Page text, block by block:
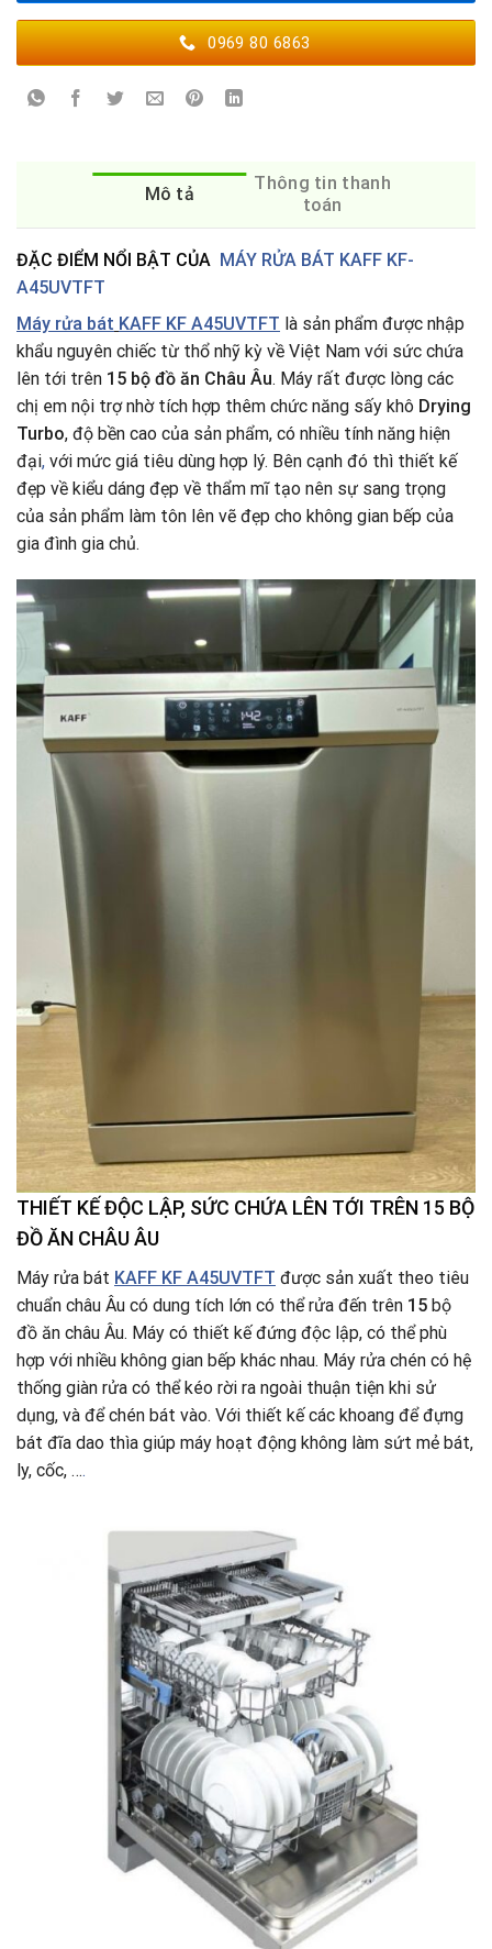
0969 80 6863
Mô tả
Thông tin thanh
toán
ĐẶC ĐIỂM NỔI BẬT CỦA MÁY RỬA BÁT KAFF KF-
A45UVTFT
Máy rửa bát KAFF KF A45UVTFT là sản phẩm được nhập
khẩu nguyên chiếc từ thổ nhỹ kỳ về Việt Nam với sức chứa
lên tới trên 15 bộ đồ ăn Châu Âu. Máy rất được lòng các
chị em nội trợ nhờ tích hợp thêm chức năng sấy khô Drying
Turbo, độ bền cao của sản phẩm, có nhiều tính năng hiện
đại, với mức giá tiêu dùng hợp lý. Bên cạnh đó thì thiết kế
đẹp về kiểu dáng đẹp về thẩm mĩ tạo nên sự sang trọng
của sản phẩm làm tôn lên vẽ đẹp cho không gian bếp của
gia đình gia chủ.
THIẾT KẾ ĐỘC LẬP, SỨC CHỨA LÊN TỚI TRÊN 15 BỘ
ĐỒ ĂN CHÂU ÂU
Máy rửa bát KAFF KF A45UVTFT được sản xuất theo tiêu
chuẩn châu Âu có dung tích lớn có thể rửa đến trên 15 bộ
đồ ăn châu Âu. Máy có thiết kế đứng độc lập, có thể phù
hợp với nhiều không gian bếp khác nhau. Máy rửa chén có hệ
thống giàn rửa có thể kéo rời ra ngoài thuận tiện khi sử
dụng, và để chén bát vào. Với thiết kế các khoang để đựng
bát đĩa dao thìa giúp máy hoạt động không làm sứt mẻ bát,
ly, cốc, ….